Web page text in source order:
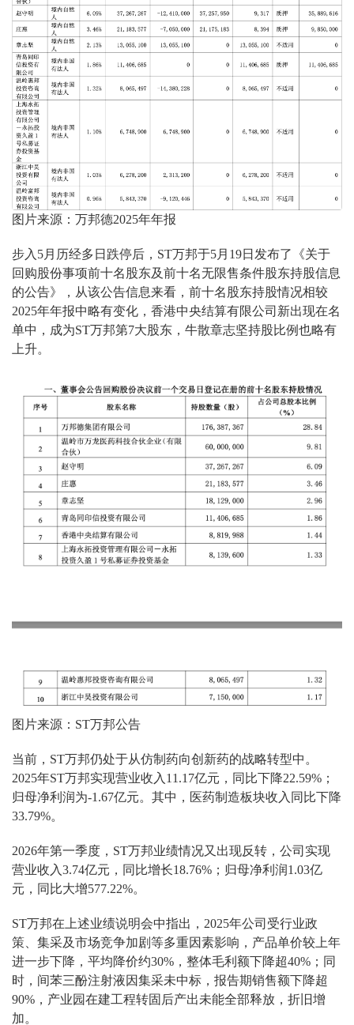
图片来源：万邦德2025年年报
步入5月历经多日跌停后，ST万邦于5月19日发布了《关于
回购股份事项前十名股东及前十名无限售条件股东持股信息
的公告》，从该公告信息来看，前十名股东持股情况相较
2025年年报中略有变化，香港中央结算有限公司新出现在名
单中，成为ST万邦第7大股东，牛散章志坚持股比例也略有
上升。
图片来源：ST万邦公告
当前，ST万邦仍处于从仿制药向创新药的战略转型中。
2025年ST万邦实现营业收入11.17亿元，同比下降22.59%；
归母净利润为-1.67亿元。其中，医药制造板块收入同比下降
33.79%。
2026年第一季度，ST万邦业绩情况又出现反转，公司实现
营业收入3.74亿元，同比增长18.76%；归母净利润1.03亿
元，同比大增577.22%。
ST万邦在上述业绩说明会中指出，2025年公司受行业政
策、集采及市场竞争加剧等多重因素影响，产品单价较上年
进一步下降，平均降价约30%，整体毛利额下降超40%；同
时，间苯三酚注射液因集采未中标，报告期销售额下降超
90%，产业园在建工程转固后产出未能全部释放，折旧增
加。